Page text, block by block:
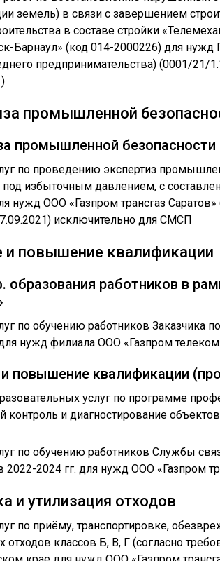
земель) в связи с завершением
в составе стройки
Барнаул» (код 014-2000226) для нужд
предпринимательства) (0001/
промышленной
промышленной безопасности
по проведению экспертиз
избыточным давлением, с
нужд ООО «Газпром трансгаз
исключительно для СМСП
и повышение квалификации
образования работников в
по обучению работников Заказчика
нужд филиала ООО «Газпром
повышение квалификации
услуг по программе
контроль и диагностирование
по обучению работников Службы
2022-2024 гг. для нужд ООО «Газпром
и утилизация отходов
по приёму, транспортировке,
отходов классов Б, В, Г (согласно